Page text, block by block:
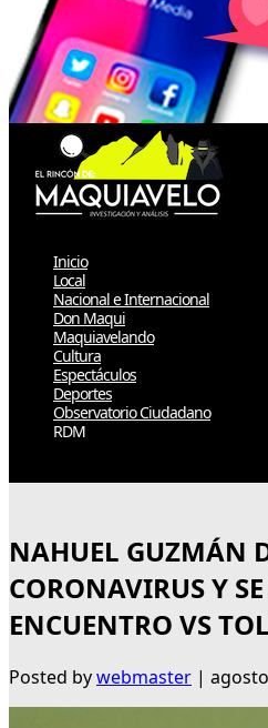
Inicio
Local
Nacional e Internacional
Don Maqui
Maquiavelando
Cultura
Espectáculos
Deportes
Observatorio Ciudadano
RDM
NAHUEL GUZMÁN
CORONAVIRUS Y
ENCUENTRO VS
Posted bywebmaster |